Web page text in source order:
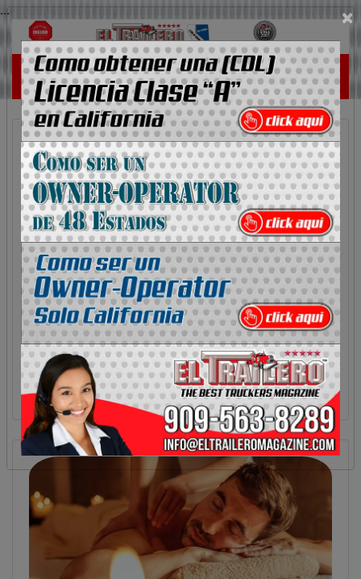
... ×